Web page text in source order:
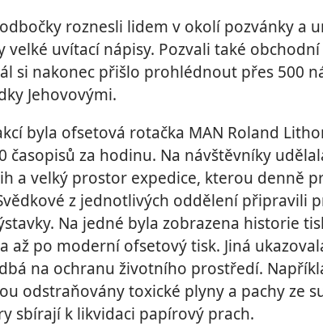
roznesli lidem v okolí pozvánky a
velké uvítací nápisy. Pozvali také
si nakonec přišlo prohlédnout přes 500
Jehovovými.
byla ofsetová rotačka MAN Roland
časopisů za hodinu. Na návštěvníky
a velký prostor expedice, kterou denně
z jednotlivých oddělení připravili
Na jedné byla zobrazena historie
až po moderní ofsetový tisk. Jiná
na ochranu životního prostředí.
odstraňovány toxické plyny a pachy ze
sbírají k likvidaci papírový prach.